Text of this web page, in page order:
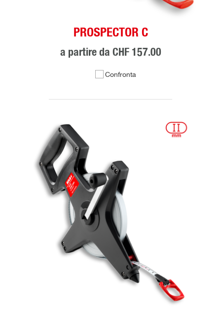
PROSPECTOR C
a partire da CHF 157.00
Confronta